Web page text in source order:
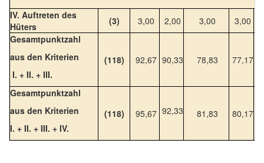
IV. Auftreten des
Hüters
(3) 3,00 2,00 3,00 3,00
Gesamtpunktzahl
aus den Kriterien
I. + II. + III.
(118) 92,67 90,33 78,83 77,17
Gesamtpunktzahl
aus den Kriterien
I. + II. + III. + IV.
(118) 95,67 92,33 81,83 80,17